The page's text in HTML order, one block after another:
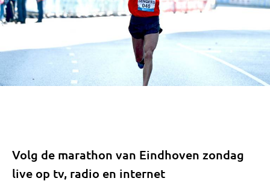
Volg de marathon van Eindhoven zondag
live op tv, radio en internet